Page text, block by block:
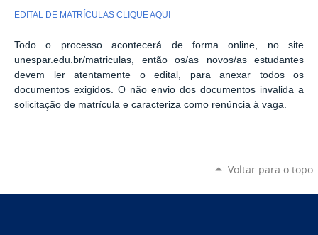
EDITAL DE MATRÍCULAS CLIQUE AQUI
Todo o processo acontecerá de forma online, no site
unespar.edu.br/matriculas, então os/as novos/as estudantes
devem ler atentamente o edital, para anexar todos os
documentos exigidos. O não envio dos documentos invalida a
solicitação de matrícula e caracteriza como renúncia à vaga.
Voltar para o topo